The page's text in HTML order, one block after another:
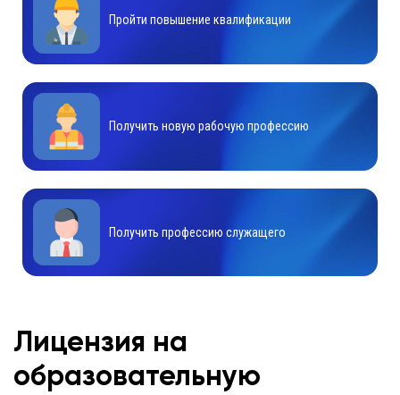
Пройти повышение квалификации
Получить новую рабочую профессию
Получить профессию служащего
Лицензия на
образовательную